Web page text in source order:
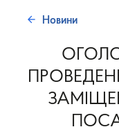
Новини